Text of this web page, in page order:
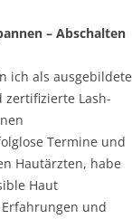
– Abschalten
ich als ausgebildete
zertifizierte Lash-
Termine und
Hautärzten, habe
Haut
und